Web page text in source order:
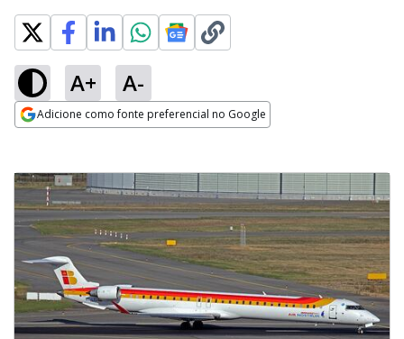
A+ A-
Adicione como fonte preferencial no Google